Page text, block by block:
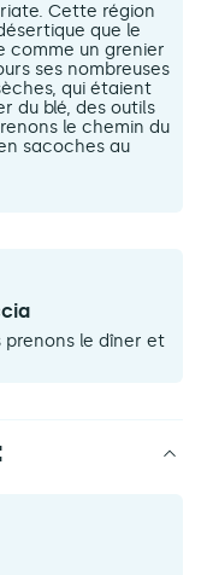
Cette région
que le
comme un grenier
ses nombreuses
qui étaient
du blé, des outils
le chemin du
sacoches au
prenons le dîner et